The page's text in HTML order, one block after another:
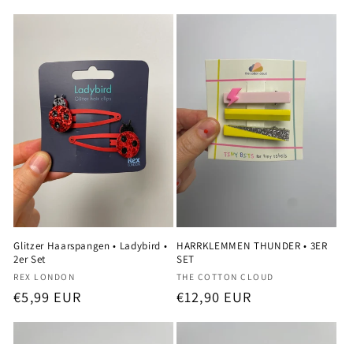
Glitzer Haarspangen • Ladybird •
2er Set
Anbieter:
REX LONDON
Normaler
Preis
€5,99 EUR
HARRKLEMMEN THUNDER • 3ER
SET
Anbieter:
THE COTTON CLOUD
Normaler
Preis
€12,90 EUR